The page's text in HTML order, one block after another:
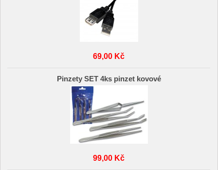
69,00 Kč
Pinzety SET 4ks pinzet kovové
99,00 Kč